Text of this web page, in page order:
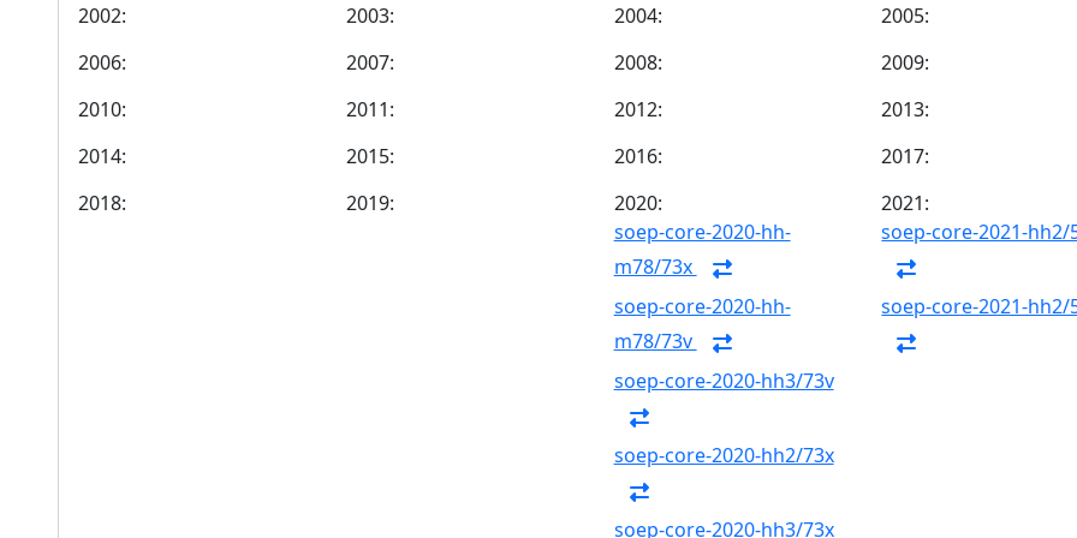
2002:
2003: 2004:
2005:
2006:
2007: 2008:
2009:
2010:
2011: 2012:
2013:
2014:
2015: 2016:
2017:
2018:
2019:
2020:
soep-core-2020-hh-
m78/73x
soep-core-2020-hh-
m78/73v
soep-core-2020-hh3/73v
soep-core-2020-hh2/73x
soep-core-2020-hh3/73x
2021:
soep-core-2021-hh2/
soep-core-2021-hh2/